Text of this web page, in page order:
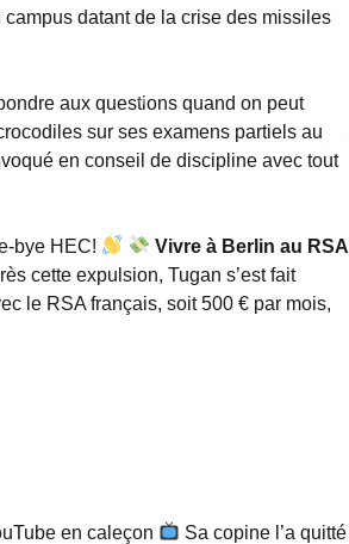
datant de la crise des missiles
aux questions quand on peut
sur ses examens partiels au
en conseil de discipline avec tout
bye HEC!
Vivre à Berlin au RSA
cette expulsion, Tugan s’est fait
le RSA français, soit 500 € par mois,
en caleçon
Sa copine l’a quitté